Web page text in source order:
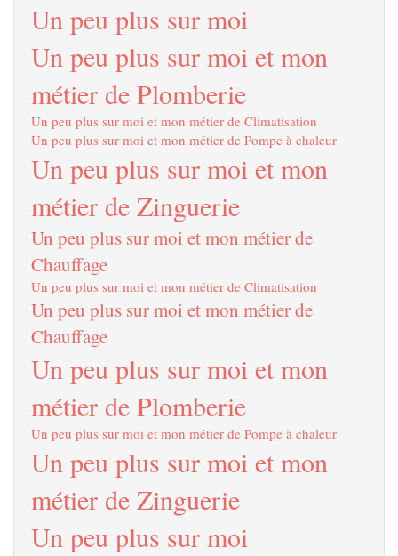
Un peu plus sur moi
Un peu plus sur moi et mon
métier de Plomberie
Un peu plus sur moi et mon métier de Climatisation
Un peu plus sur moi et mon métier de Pompe à chaleur
Un peu plus sur moi et mon
métier de Zinguerie
Un peu plus sur moi et mon métier de
Chauffage
Un peu plus sur moi et mon métier de Climatisation
Un peu plus sur moi et mon métier de
Chauffage
Un peu plus sur moi et mon
métier de Plomberie
Un peu plus sur moi et mon métier de Pompe à chaleur
Un peu plus sur moi et mon
métier de Zinguerie
Un peu plus sur moi